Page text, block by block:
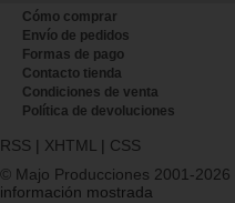
Cómo comprar
Envío de pedidos
Formas de pago
Contacto tienda
Condiciones de venta
Política de devoluciones
RSS | XHTML | CSS
© Majo Producciones 2001-2026
información mostrada